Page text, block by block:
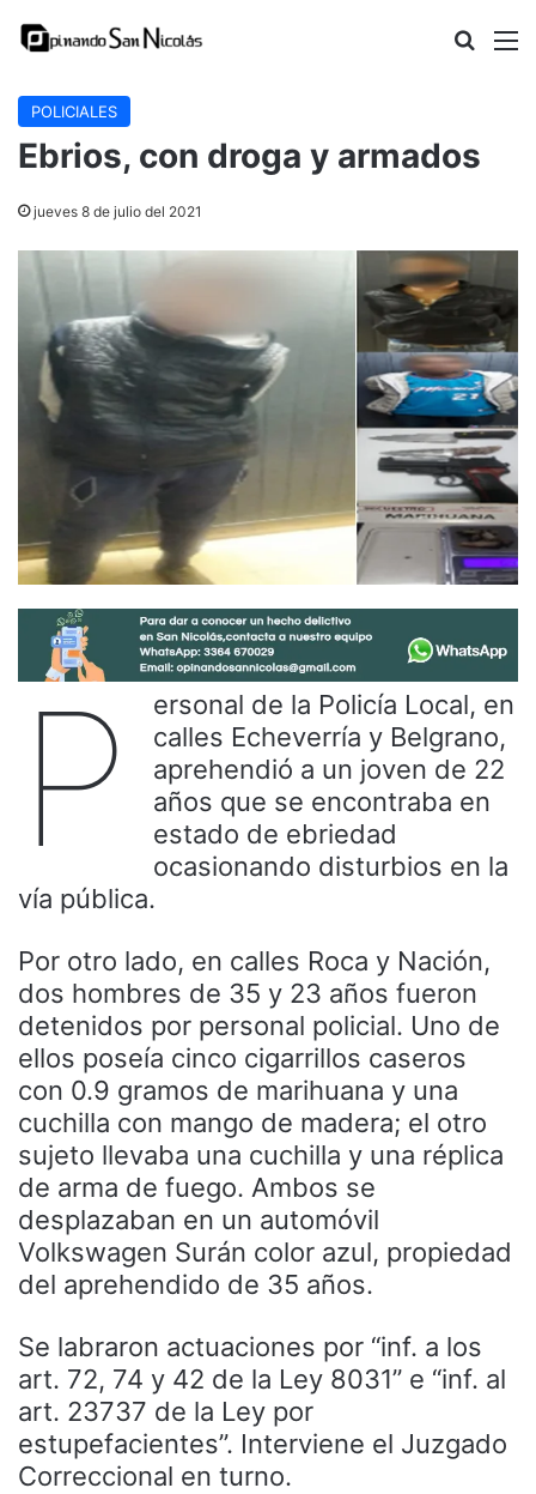
Buscar
POLICIALES
Ebrios, con droga y armados
jueves 8 de julio del 2021
P
ersonal de la Policía Local, en
calles Echeverría y Belgrano,
aprehendió a un joven de 22
años que se encontraba en
estado de ebriedad
ocasionando disturbios en la
vía pública.
Por otro lado, en calles Roca y Nación,
dos hombres de 35 y 23 años fueron
detenidos por personal policial. Uno de
ellos poseía cinco cigarrillos caseros
con 0.9 gramos de marihuana y una
cuchilla con mango de madera; el otro
sujeto llevaba una cuchilla y una réplica
de arma de fuego. Ambos se
desplazaban en un automóvil
Volkswagen Surán color azul, propiedad
del aprehendido de 35 años.
Se labraron actuaciones por “inf. a los
art. 72, 74 y 42 de la Ley 8031” e “inf. al
art. 23737 de la Ley por
estupefacientes”. Interviene el Juzgado
Correccional en turno.